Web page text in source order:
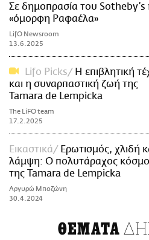
Σε δημοπρασία του Sotheby’s
«όμορφη Ραφαέλα»
LifO Newsroom
13.6.2025
Lifo Picks
Η επιβλητική
και η συναρπαστική ζωή της
Tamara de Lempicka
The LiFO team
17.2.2025
Εικαστικά
Ερωτισμός, χλιδή
λάμψη: Ο πολυτάραχος
της Tamara de Lempicka
Αργυρώ Μποζώνη
30.4.2024
ΘΕΜΑΤΑ